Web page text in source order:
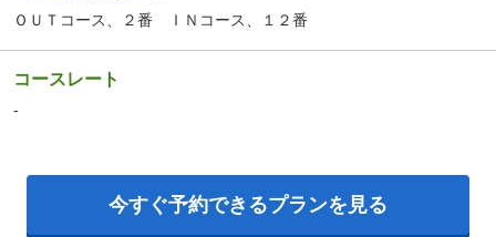
ＯＵＴコース、２番 ＩＮコース、１２番
コースレート
-
今すぐ予約できるプランを見る